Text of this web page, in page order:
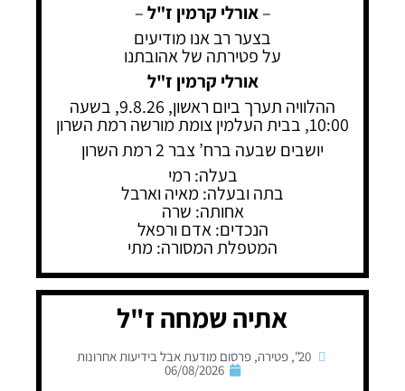
–אורלי קרמין ז"ל–
בצער רב אנו מודיעים
על פטירתה של אהובתנו
אורלי קרמין ז"ל
ההלוויה תערך ביום ראשון, 9.8.26, בשעה
10:00, בבית העלמין צומת מורשה רמת השרון
יושבים שבעה ברח’ צבר 2 רמת השרון
בעלה: רמי
בתה ובעלה: מאיה וארבל
אחותה: שרה
הנכדים: אדם ורפאל
המטפלת המסורה: מתי
אתיה שמחה ז"ל
20"
, פטירה, פרסום מודעת אבל בידיעות אחרונות
06/08/2026